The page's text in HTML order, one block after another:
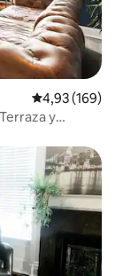
Calificación
4,93 (169)
y